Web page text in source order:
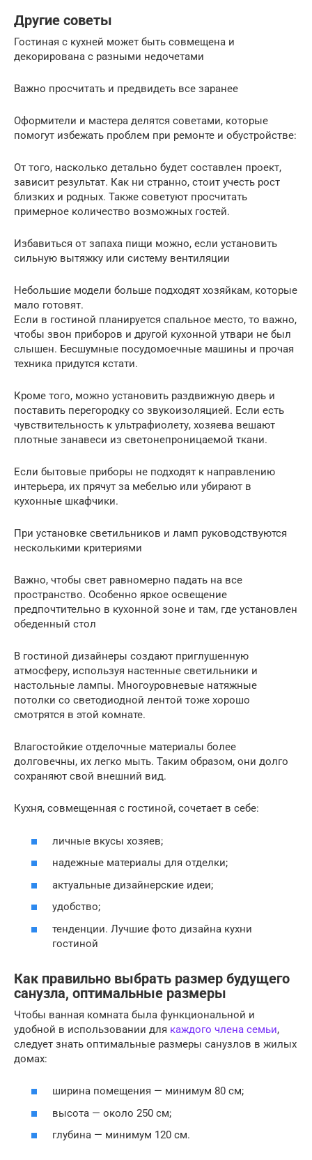
Другие советы
Гостиная с кухней может быть совмещена и
декорирована с разными недочетами
Важно просчитать и предвидеть все заранее
Оформители и мастера делятся советами, которые
помогут избежать проблем при ремонте и обустройстве:
От того, насколько детально будет составлен проект,
зависит результат. Как ни странно, стоит учесть рост
близких и родных. Также советуют просчитать
примерное количество возможных гостей.
Избавиться от запаха пищи можно, если установить
сильную вытяжку или систему вентиляции
Небольшие модели больше подходят хозяйкам, которые
мало готовят.
Если в гостиной планируется спальное место, то важно,
чтобы звон приборов и другой кухонной утвари не был
слышен. Бесшумные посудомоечные машины и прочая
техника придутся кстати.
Кроме того, можно установить раздвижную дверь и
поставить перегородку со звукоизоляцией. Если есть
чувствительность к ультрафиолету, хозяева вешают
плотные занавеси из светонепроницаемой ткани.
Если бытовые приборы не подходят к направлению
интерьера, их прячут за мебелью или убирают в
кухонные шкафчики.
При установке светильников и ламп руководствуются
несколькими критериями
Важно, чтобы свет равномерно падать на все
пространство. Особенно яркое освещение
предпочтительно в кухонной зоне и там, где установлен
обеденный стол
В гостиной дизайнеры создают приглушенную
атмосферу, используя настенные светильники и
настольные лампы. Многоуровневые натяжные
потолки со светодиодной лентой тоже хорошо
смотрятся в этой комнате.
Влагостойкие отделочные материалы более
долговечны, их легко мыть. Таким образом, они долго
сохраняют свой внешний вид.
Кухня, совмещенная с гостиной, сочетает в себе:
личные вкусы хозяев;
надежные материалы для отделки;
актуальные дизайнерские идеи;
удобство;
тенденции. Лучшие фото дизайна кухни
гостиной
Как правильно выбрать размер будущего
санузла, оптимальные размеры
Чтобы ванная комната была функциональной и
удобной в использовании для каждого члена семьи,
следует знать оптимальные размеры санузлов в жилых
домах:
ширина помещения — минимум 80 см;
высота — около 250 см;
глубина — минимум 120 см.